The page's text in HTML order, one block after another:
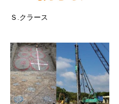
Ｓ.クラース